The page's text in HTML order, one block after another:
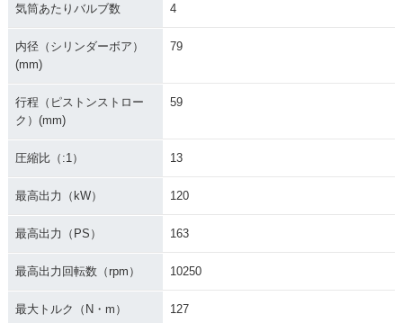
気筒あたりバルブ数 4
内径（シリンダーボア）
(mm)
79
行程（ピストンストロー
ク）(mm)
59
圧縮比（:1） 13
最高出力（kW） 120
最高出力（PS） 163
最高出力回転数（rpm） 10250
最大トルク（N・m） 127